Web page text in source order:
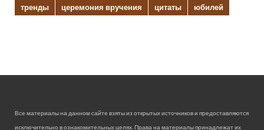
тренды
церемония вручения цитаты юбилей
Все материалы на данном сайте взяты из открытых источников и предоставляются
исключительно в ознакомительных целях. Права на материалы принадлежат их